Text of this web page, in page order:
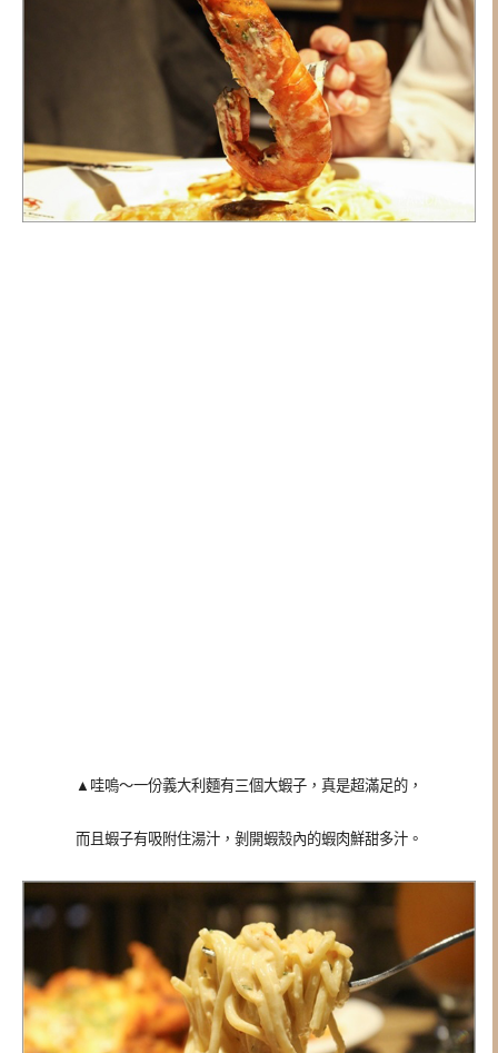
▲ 哇嗚～一份義大利麵有三個大蝦子，真是超滿足的，
而且蝦子有吸附住湯汁，剝開蝦殼內的蝦肉鮮甜多汁。